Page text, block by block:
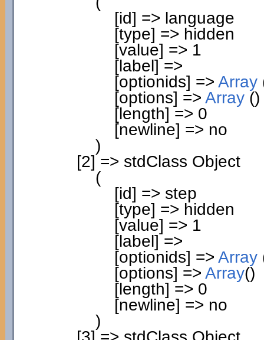
[id] => language
[type] => hidden
[value] => 1
[label] =>
[optionids] => Array
[options] => Array ()
[length] => 0
[newline] => no
)
[2] => stdClass Object
(
[id] => step
[type] => hidden
[value] => 1
[label] =>
[optionids] => Array
[options] => Array()
[length] => 0
[newline] => no
)